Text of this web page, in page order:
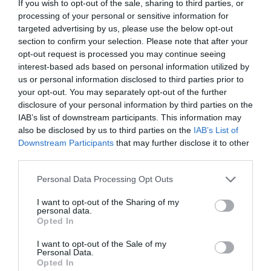
If you wish to opt-out of the sale, sharing to third parties, or
processing of your personal or sensitive information for
targeted advertising by us, please use the below opt-out
section to confirm your selection. Please note that after your
opt-out request is processed you may continue seeing
interest-based ads based on personal information utilized by
us or personal information disclosed to third parties prior to
your opt-out. You may separately opt-out of the further
disclosure of your personal information by third parties on the
IAB’s list of downstream participants. This information may
also be disclosed by us to third parties on the IAB’s List of
Downstream Participants that may further disclose it to other
Personal Data Processing Opt Outs
I want to opt-out of the Sharing of my
personal data.
Opted In
I want to opt-out of the Sale of my
Personal Data.
Opted In
de una jornada intensa de fotos y compras. Siempre hay
alguien que presume de haber comprado una ganga, pero
nos encontramos con la sorpresa de que alguien lo ha
hecho mejor, más calidad y menor precio. De alguna
manera esto hiere nuestro perfil de compradores, nuestro
orgullo indisimulado. Le ha pasado ha mucha gente.
Todos queremos ganar por nuestras decisiones, encontrar
la ganga a miles de kilómetros de nuestro hogar y
presumir por ello.
N. Gregory Mankiw de la Universidad de Harvard, en
conseguir lo que nos gusta, debemos renunciar a otra
cosa que quizás también nos gusta. Es un criterio de
elegibilidad. La toma de decisión se transforma en un acto
de elección, Cuando una familia decide gastar parte de sus